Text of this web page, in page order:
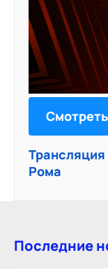
Рома
Последние